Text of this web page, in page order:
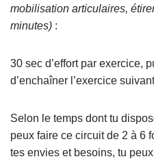
mobilisation articulaires,
minutes) :
30 sec d’effort par exercice,
d’enchaîner l’exercice
Selon le temps dont tu
peux faire ce circuit de 2 à 6
tes envies et besoins, tu